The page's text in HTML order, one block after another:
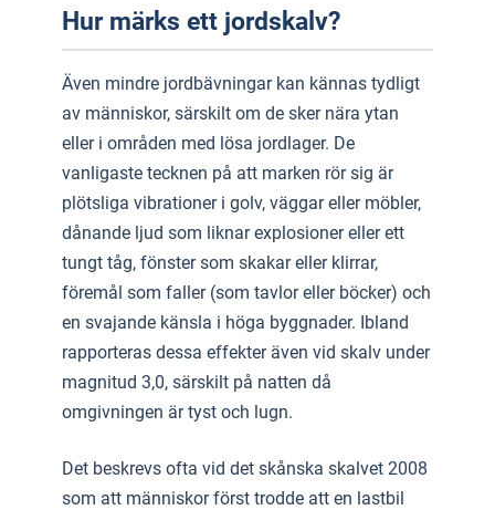
Hur märks ett jordskalv?
Även mindre jordbävningar kan kännas tydligt
av människor, särskilt om de sker nära ytan
eller i områden med lösa jordlager. De
vanligaste tecknen på att marken rör sig är
plötsliga vibrationer i golv, väggar eller möbler,
dånande ljud som liknar explosioner eller ett
tungt tåg, fönster som skakar eller klirrar,
föremål som faller (som tavlor eller böcker) och
en svajande känsla i höga byggnader. Ibland
rapporteras dessa effekter även vid skalv under
magnitud 3,0, särskilt på natten då
omgivningen är tyst och lugn.
Det beskrevs ofta vid det skånska skalvet 2008
som att människor först trodde att en lastbil